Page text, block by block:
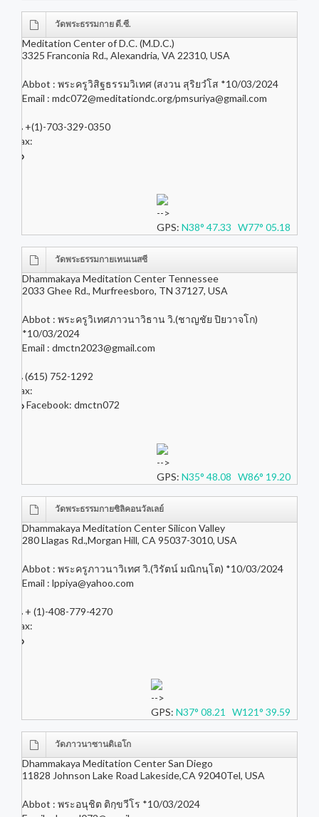
วัดพระธรรมกาย ดี.ซี.
Meditation Center of D.C. (M.D.C.)
3325 Franconia Rd., Alexandria, VA 22310, USA
Abbot : พระครูวิสิฐธรรมวิเทศ (สงวน สุริยวํโส *10/03/2024
Email : mdc072@meditationdc.org/pmsuriya@gmail.com
+(1)-703-329-0350
Fax:
-->
GPS: N38° 47.33 W77° 05.18
วัดพระธรรมกายเทนเนสซี
Dhammakaya Meditation Center Tennessee
2033 Ghee Rd., Murfreesboro, TN 37127, USA
Abbot : พระครูวิเทศภาวนาวิธาน วิ.(ชาญชัย ปิยวาจโก)
*10/03/2024
Email : dmctn2023@gmail.com
(615) 752-1292
Fax:
Facebook: dmctn072
-->
GPS: N35° 48.08 W86° 19.20
วัดพระธรรมกายซิลิคอนวัลเลย์
Dhammakaya Meditation Center Silicon Valley
280 Llagas Rd.,Morgan Hill, CA 95037-3010, USA
Abbot : พระครูภาวนาวิเทศ วิ.(วิรัตน์ มณิกนฺโต) *10/03/2024
Email : lppiya@yahoo.com
+ (1)-408-779-4270
Fax:
-->
GPS: N37° 08.21 W121° 39.59
วัดภาวนาซานดิเอโก
Dhammakaya Meditation Center San Diego
11828 Johnson Lake Road Lakeside,CA 92040Tel, USA
Abbot : พระอนุชิต ติกฺขวีโร *10/03/2024